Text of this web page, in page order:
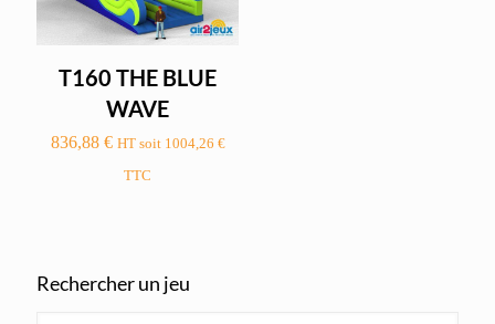
T160 THE BLUE
WAVE
836,88 € HT soit 1004,26 €
TTC
Rechercher un jeu